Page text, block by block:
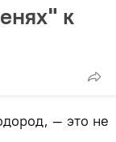
к
— это не